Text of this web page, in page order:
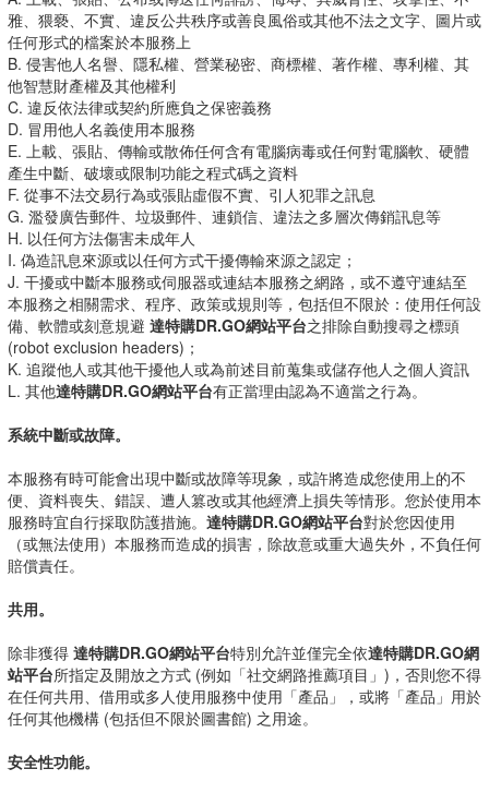
雅、猥褻、不實、違反公共秩序或善良風俗或其他不法之文字、圖片或
任何形式的檔案於本服務上
B. 侵害他人名譽、隱私權、營業秘密、商標權、著作權、專利權、其
他智慧財產權及其他權利
C. 違反依法律或契約所應負之保密義務
D. 冒用他人名義使用本服務
E. 上載、張貼、傳輸或散佈任何含有電腦病毒或任何對電腦軟、硬體
產生中斷、破壞或限制功能之程式碼之資料
F. 從事不法交易行為或張貼虛假不實、引人犯罪之訊息
G. 濫發廣告郵件、垃圾郵件、連鎖信、違法之多層次傳銷訊息等
H. 以任何方法傷害未成年人
I. 偽造訊息來源或以任何方式干擾傳輸來源之認定；
J. 干擾或中斷本服務或伺服器或連結本服務之網路，或不遵守連結至
本服務之相關需求、程序、政策或規則等，包括但不限於：使用任何設
備、軟體或刻意規避 達特購DR.GO網站平台之排除自動搜尋之標頭
(robot exclusion headers)；
K. 追蹤他人或其他干擾他人或為前述目前蒐集或儲存他人之個人資訊
L. 其他達特購DR.GO網站平台有正當理由認為不適當之行為。
系統中斷或故障。
本服務有時可能會出現中斷或故障等現象，或許將造成您使用上的不
便、資料喪失、錯誤、遭人篡改或其他經濟上損失等情形。您於使用本
服務時宜自行採取防護措施。 達特購DR.GO網站平台對於您因使用
（或無法使用）本服務而造成的損害，除故意或重大過失外，不負任何
賠償責任。
共用。
除非獲得 達特購DR.GO網站平台特別允許並僅完全依達特購DR.GO網
站平台所指定及開放之方式 (例如「社交網路推薦項目」)，否則您不得
在任何共用、借用或多人使用服務中使用「產品」，或將「產品」用於
任何其他機構 (包括但不限於圖書館) 之用途。
安全性功能。